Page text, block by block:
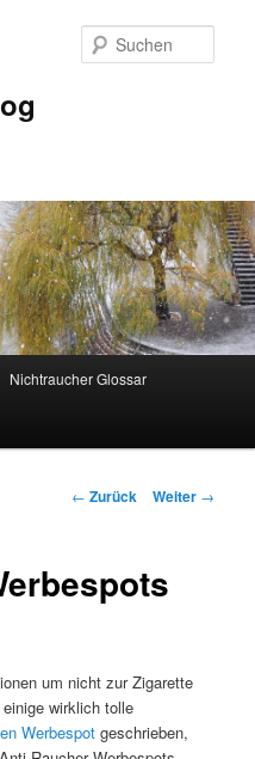
Nichtraucher Glossar
Beitrags-
← Zurück Weiter →
um nicht zur Zigarette
wirklich tolle
Werbespot geschrieben,